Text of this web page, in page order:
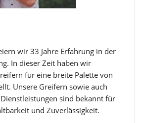
wir 33 Jahre Erfahrung in der
In dieser Zeit haben wir
für eine breite Palette von
Unsere Greifern sowie auch
sind bekannt für
und Zuverlässigkeit.